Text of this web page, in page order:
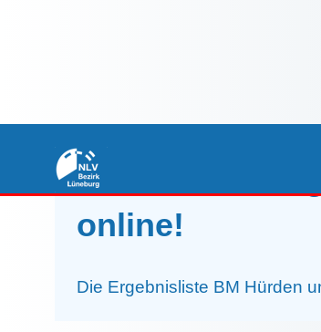
27.05.2026 -
online!
Die Ergebnisliste BM Hürden